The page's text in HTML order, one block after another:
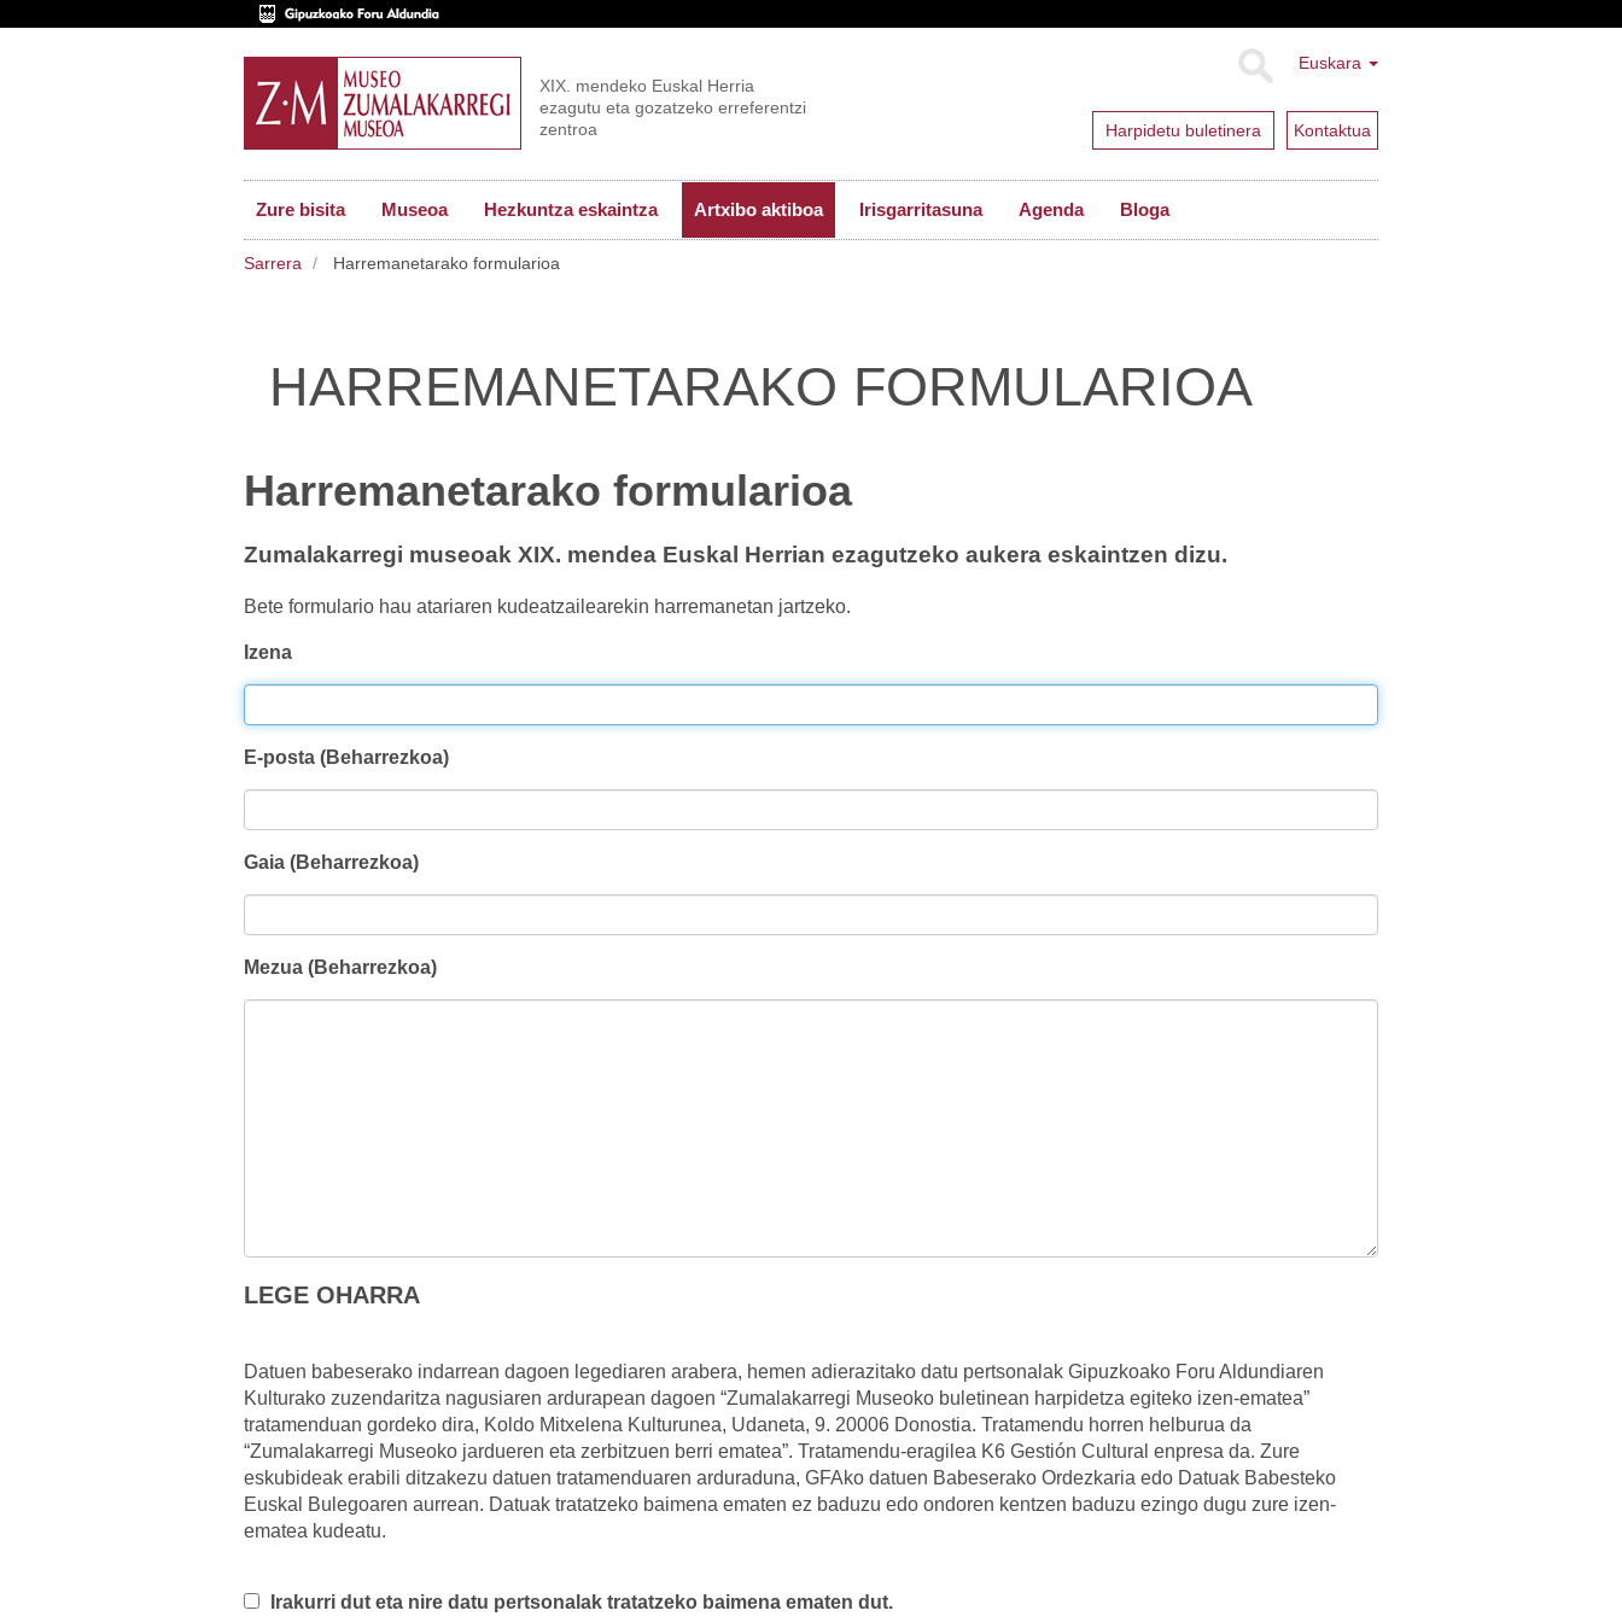
Euskara
Harpidetu buletinera Kontaktua
XIX. mendeko Euskal Herria
ezagutu eta gozatzeko erreferentzi
zentroa
Zure bisita Museoa Hezkuntza eskaintza Artxibo aktiboa Irisgarritasuna Agenda Bloga
Sarrera Harremanetarako formularioa
HARREMANETARAKO FORMULARIOA
Harremanetarako formularioa
Zumalakarregi museoak XIX. mendea Euskal Herrian ezagutzeko aukera eskaintzen dizu.
Bete formulario hau atariaren kudeatzailearekin harremanetan jartzeko.
Izena
E-posta (Beharrezkoa)
Gaia (Beharrezkoa)
Mezua (Beharrezkoa)
LEGE OHARRA
Datuen babeserako indarrean dagoen legediaren arabera, hemen adierazitako datu pertsonalak Gipuzkoako Foru Aldundiaren
Kulturako zuzendaritza nagusiaren ardurapean dagoen “Zumalakarregi Museoko buletinean harpidetza egiteko izen-ematea”
tratamenduan gordeko dira, Koldo Mitxelena Kulturunea, Udaneta, 9. 20006 Donostia. Tratamendu horren helburua da
“Zumalakarregi Museoko jardueren eta zerbitzuen berri ematea”. Tratamendu-eragilea K6 Gestión Cultural enpresa da. Zure
eskubideak erabili ditzakezu datuen tratamenduaren arduraduna, GFAko datuen Babeserako Ordezkaria edo Datuak Babesteko
Euskal Bulegoaren aurrean. Datuak tratatzeko baimena ematen ez baduzu edo ondoren kentzen baduzu ezingo dugu zure izen-
ematea kudeatu.
Irakurri dut eta nire datu pertsonalak tratatzeko baimena ematen dut.